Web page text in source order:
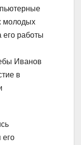
молодых
его работы
Иванов
в